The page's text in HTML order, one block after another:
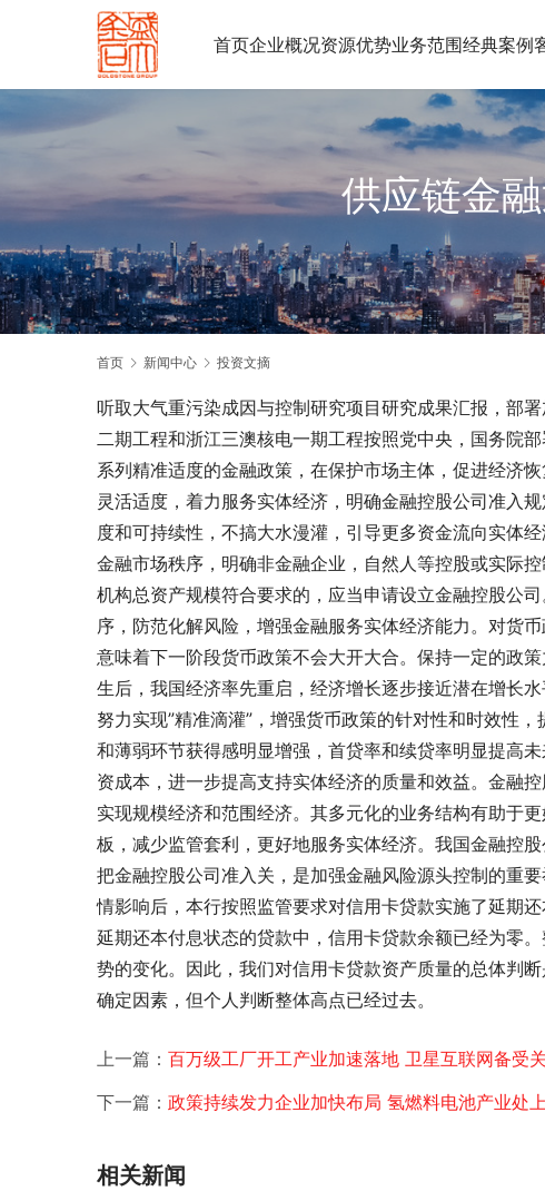
首页企业概况资源优势业务范围经典案例
供应链金
首页 新闻中心 投资文摘
听取大气重污染成因与控制研究项目研究成果汇报，部
二期工程和浙江三澳核电一期工程按照党中央，国务院
系列精准适度的金融政策，在保护市场主体，促进经济
灵活适度，着力服务实体经济，明确金融控股公司准入
度和可持续性，不搞大水漫灌，引导更多资金流向实体
金融市场秩序，明确非金融企业，自然人等控股或实际
机构总资产规模符合要求的，应当申请设立金融控股公
序，防范化解风险，增强金融服务实体经济能力。对货
意味着下一阶段货币政策不会大开大合。保持一定的政
生后，我国经济率先重启，经济增长逐步接近潜在增长
努力实现”精准滴灌”，增强货币政策的针对性和时效性
和薄弱环节获得感明显增强，首贷率和续贷率明显提高
资成本，进一步提高支持实体经济的质量和效益。金融
实现规模经济和范围经济。其多元化的业务结构有助于
板，减少监管套利，更好地服务实体经济。我国金融控
把金融控股公司准入关，是加强金融风险源头控制的重
情影响后，本行按照监管要求对信用卡贷款实施了延期
延期还本付息状态的贷款中，信用卡贷款余额已经为零
势的变化。因此，我们对信用卡贷款资产质量的总体判
确定因素，但个人判断整体高点已经过去。
上一篇： 百万级工厂开工产业加速落地 卫星互联网备受
下一篇： 政策持续发力企业加快布局 氢燃料电池产业处
相关新闻